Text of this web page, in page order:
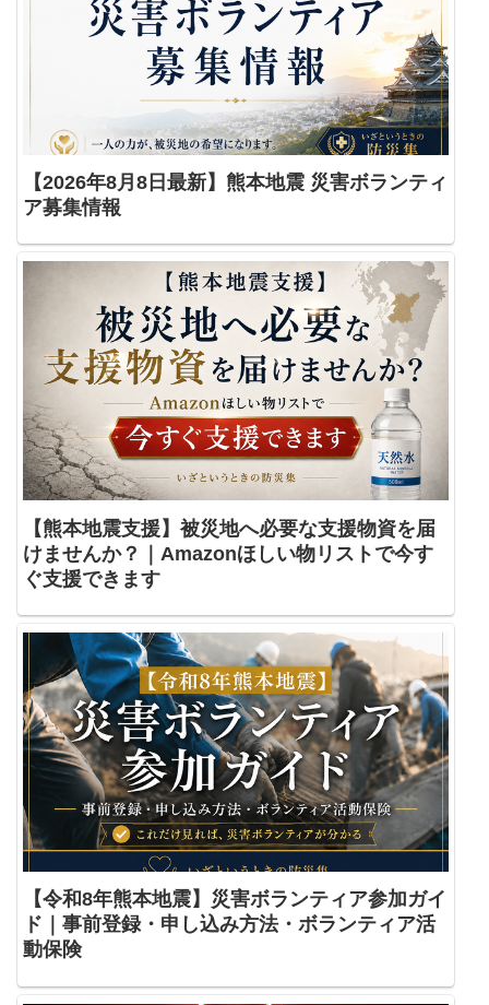
【2026年8月8日最新】熊本地震 災害ボランティ
ア募集情報
【熊本地震支援】被災地へ必要な支援物資を届
けませんか？｜Amazonほしい物リストで今す
ぐ支援できます
【令和8年熊本地震】災害ボランティア参加ガイ
ド｜事前登録・申し込み方法・ボランティア活
動保険